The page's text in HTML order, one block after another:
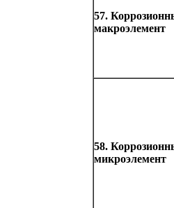
57.
макроэлемент
58.
микроэлемент